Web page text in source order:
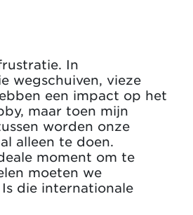
In
wegschuiven, vieze
een impact op het
maar toen mijn
worden onze
alleen te doen.
moment om te
moeten we
die internationale